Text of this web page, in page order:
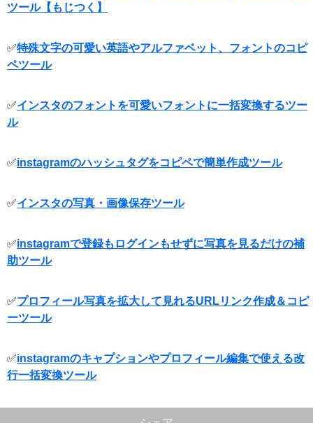
ツール【もじつく】
✅特殊文字の可愛い英語やアルファベット、フォントのコピ
ペツール
✅インスタのフォントを可愛いフォントに一括変換するツー
ル
✅instagramのハッシュタグをコピペで簡単作成ツール
✅インスタの写真・画像保存ツール
✅instagramで登録もログインもせずに写真を見るだけの補
助ツール
✅プロフィール写真を拡大して見れるURLリンク作成＆コピ
ーツール
✅instagramのキャプションやプロフィール編集で使える改
行一括変換ツール